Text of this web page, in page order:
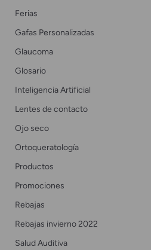
Ferias
Gafas Personalizadas
Glaucoma
Glosario
Inteligencia Artificial
Lentes de contacto
Ojo seco
Ortoqueratología
Productos
Promociones
Rebajas
Rebajas invierno 2022
Salud Auditiva